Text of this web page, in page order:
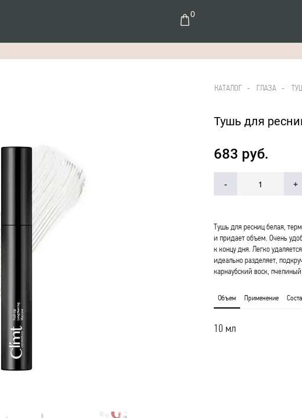
0
КАТАЛОГ- ГЛАЗА -
Тушь для
683 руб.
- +
Тушь для ресниц белая,
и придает объем. Очень
к концу дня. Легко
идеально разделяет,
карнаубский воск, пчелиный
Объем Применение
10 мл